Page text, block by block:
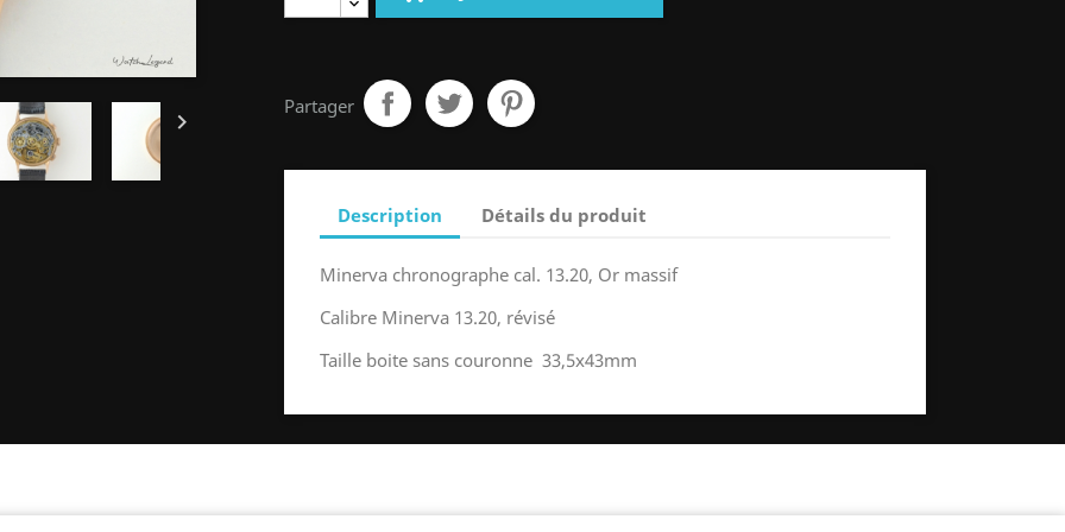

Partager
Description Détails du produit
Minerva chronographe cal. 13.20, Or massif
Calibre Minerva 13.20, révisé
Taille boite sans couronne 33,5x43mm